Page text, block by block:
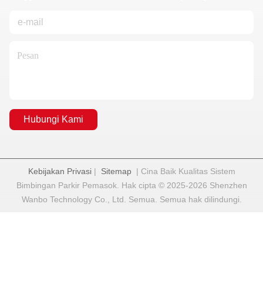
Hubungi Kami
Kebijakan Privasi| Sitemap| Cina Baik Kualitas Sistem
Bimbingan Parkir Pemasok. Hak cipta © 2025-2026 Shenzhen
Wanbo Technology Co., Ltd. Semua. Semua hak dilindungi.